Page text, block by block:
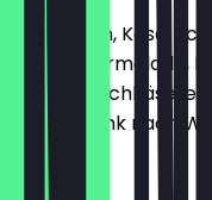
2 Brötchen, Käse,
Butter, Marmelade,
Oliven, Frischkäse,
Heißgetränk nach
€9.90